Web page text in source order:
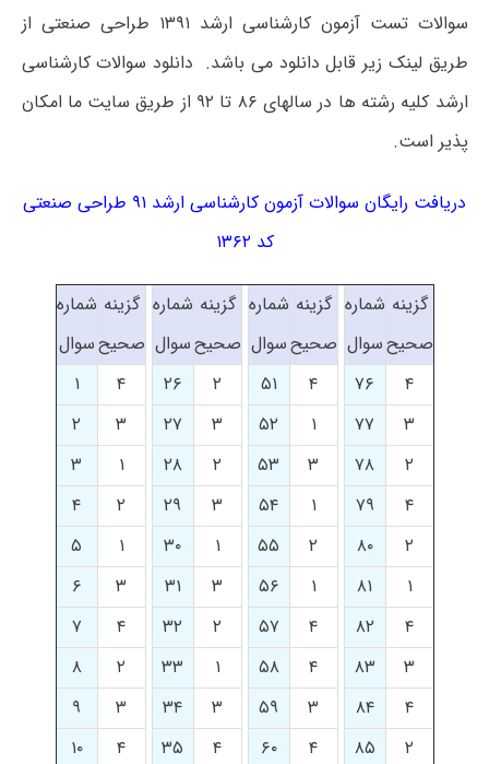
سوالات تست آزمون کارشناسی ارشد ۱۳۹۱ طراحی صنعتی از
طریق لینک زیر قابل دانلود می باشد. دانلود سوالات کارشناسی
ارشد کلیه رشته ها در سالهای ۸۶ تا ۹۲ از طریق سایت ما امکان
پذیر است.
دریافت رایگان سوالات آزمون کارشناسی ارشد ۹۱ طراحی صنعتی
کد ۱۳۶۲
گزینه
صحیح
شماره
سوال
گزینه
صحیح
شماره
سوال
گزینه
صحیح
شماره
سوال
گزینه
صحیح
شماره
سوال
۴
۷۶ ۴ ۵۱ ۲ ۲۶ ۴
۱
۳
۷۷ ۱ ۵۲ ۳ ۲۷ ۳
۲
۲
۷۸ ۳ ۵۳ ۲ ۲۸ ۱
۳
۴
۷۹ ۱ ۵۴ ۳ ۲۹ ۲
۴
۲
۸۰ ۲ ۵۵ ۱ ۳۰ ۱
۵
۱
۸۱ ۱ ۵۶ ۳ ۳۱ ۳
۶
۴
۸۲ ۴ ۵۷ ۲ ۳۲ ۴
۷
۳
۸۳ ۴ ۵۸ ۱ ۳۳ ۲
۸
۴
۸۴ ۳ ۵۹ ۳ ۳۴ ۳
۹
۲
۸۵ ۴ ۶۰ ۴ ۳۵ ۴
۱۰